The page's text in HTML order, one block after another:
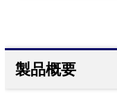
製品概要